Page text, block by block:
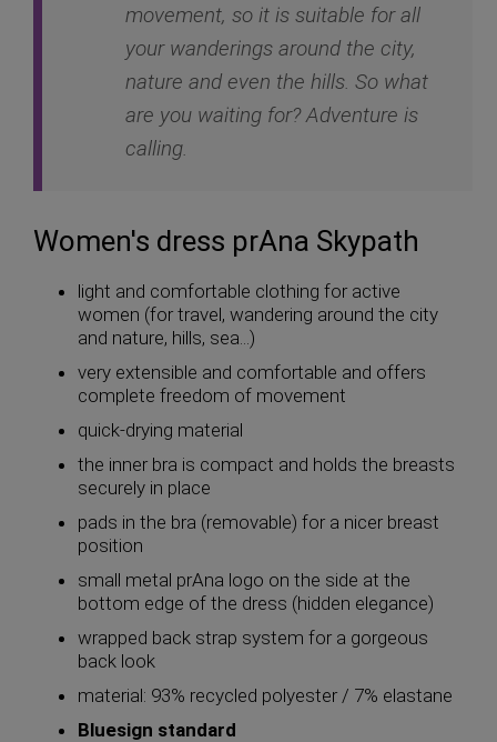
movement, so it is suitable for all
your wanderings around the city,
nature and even the hills. So what
are you waiting for? Adventure is
calling.
Women's dress prAna Skypath
light and comfortable clothing for active
women (for travel, wandering around the city
and nature, hills, sea...)
very extensible and comfortable and offers
complete freedom of movement
quick-drying material
the inner bra is compact and holds the breasts
securely in place
pads in the bra (removable) for a nicer breast
position
small metal prAna logo on the side at the
bottom edge of the dress (hidden elegance)
wrapped back strap system for a gorgeous
back look
material: 93% recycled polyester / 7% elastane
Bluesign standard